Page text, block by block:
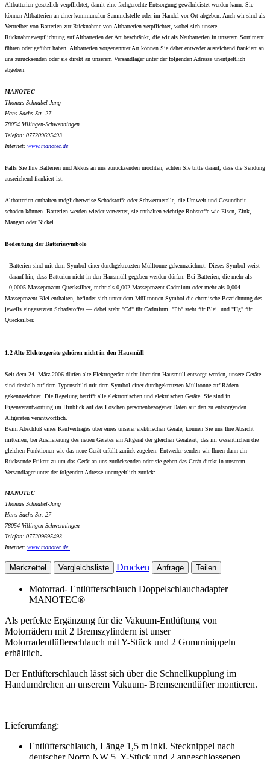
Altbatterien gesetzlich verpflichtet, damit eine fachgerechte Entsorgung gewährleistet werden kann. Sie
können Altbatterien an einer kommunalen Sammelstelle oder im Handel vor Ort abgeben. Auch wir sind als
Vertreiber von Batterien zur Rücknahme von Altbatterien verpflichtet, wobei sich unsere
Rücknahmeverpflichtung auf Altbatterien der Art beschränkt, die wir als Neubatterien in unserem Sortiment
führen oder geführt haben. Altbatterien vorgenannter Art können Sie daher entweder ausreichend frankiert an
uns zurücksenden oder sie direkt an unserem Versandlager unter der folgenden Adresse unentgeltlich
abgeben:
MANOTEC
Thomas Schnabel-Jung
Hans-Sachs-Str. 27
78054 Villingen-Schwenningen
Telefon: 077209695493
Internet: www.manotec.de
Falls Sie Ihre Batterien und Akkus an uns zurücksenden möchten, achten Sie bitte darauf, dass die Sendung
ausreichend frankiert ist.
Altbatterien enthalten möglicherweise Schadstoffe oder Schwermetalle, die Umwelt und Gesundheit
schaden können. Batterien werden wieder verwertet, sie enthalten wichtige Rohstoffe wie Eisen, Zink,
Mangan oder Nickel.
Bedeutung der Batteriesymbole
Batterien sind mit dem Symbol einer durchgekreuzten Mülltonne gekennzeichnet. Dieses Symbol weist
darauf hin, dass Batterien nicht in den Hausmüll gegeben werden dürfen. Bei Batterien, die mehr als
0,0005 Masseprozent Quecksilber, mehr als 0,002 Masseprozent Cadmium oder mehr als 0,004
Masseprozent Blei enthalten, befindet sich unter dem Mülltonnen-Symbol die chemische Bezeichnung des
jeweils eingesetzten Schadstoffes — dabei steht "Cd" für Cadmium, "Pb" steht für Blei, und "Hg" für
Quecksilber.
1.2 Alte Elektrogeräte gehören nicht in den Hausmüll
Seit dem 24. März 2006 dürfen alte Elektrogeräte nicht über den Hausmüll entsorgt werden, unsere Geräte
sind deshalb auf dem Typenschild mit dem Symbol einer durchgekreuzten Mülltonne auf Rädern
gekennzeichnet. Die Regelung betrifft alle elektronischen und elektrischen Geräte. Sie sind in
Eigenverantwortung im Hinblick auf das Löschen personenbezogener Daten auf den zu entsorgenden
Altgeräten verantwortlich.
Beim Abschluß eines Kaufvertrages über eines unserer elektrischen Geräte, können Sie uns Ihre Absicht
mitteilen, bei Auslieferung des neuen Gerätes ein Altgerät der gleichen Geräteart, das im wesentlichen die
gleichen Funktionen wie das neue Gerät erfüllt zurück zugeben. Entweder senden wir Ihnen dann ein
Rücksende Etikett zu um das Gerät an uns zurücksenden oder sie geben das Gerät direkt in unserem
Versandlager unter der folgenden Adresse unentgeltlich zurück:
MANOTEC
Thomas Schnabel-Jung
Hans-Sachs-Str. 27
78054 Villingen-Schwenningen
Telefon: 077209695493
Internet: www.manotec.de
Merkzettel Vergleichsliste Drucken Anfrage Teilen
Motorrad- Entlüfterschlauch Doppelschlauchadapter
MANOTEC®
Als perfekte Ergänzung für die Vakuum-Entlüftung von
Motorrädern mit 2 Bremszylindern ist unser
Motorradentlüfterschlauch mit Y-Stück und 2 Gumminippeln
erhältlich.
Der Entlüfterschlauch lässt sich über die Schnellkupplung im
Handumdrehen an unserem Vakuum- Bremsenentlüfter montieren.
Lieferumfang:
Entlüfterschlauch, Länge 1,5 m inkl. Stecknippel nach
deutscher Norm NW 5, Y-Stück und 2 angeschlossenen